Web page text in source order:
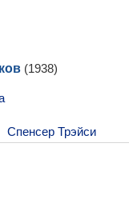
(1938)
Спенсер Трэйси